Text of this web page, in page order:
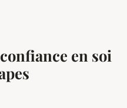
en soi